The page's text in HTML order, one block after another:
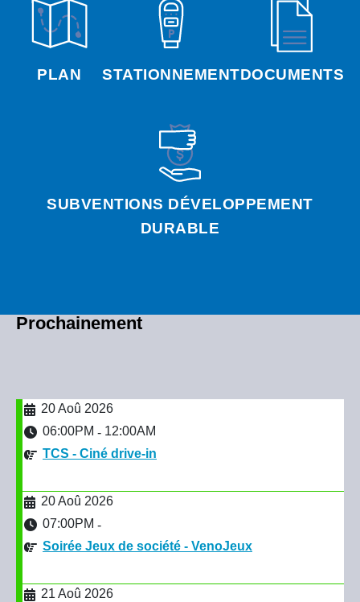
PLAN STATIONNEMENTDOCUMENTS
SUBVENTIONS DÉVELOPPEMENT
DURABLE
Prochainement
20 Aoû 2026
06:00PM - 12:00AM
TCS - Ciné drive-in
20 Aoû 2026
07:00PM -
Soirée Jeux de société - VenoJeux
21 Aoû 2026